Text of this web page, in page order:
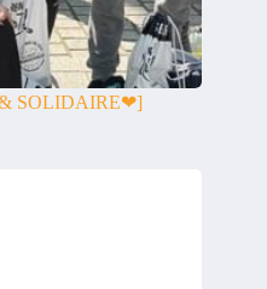
& SOLIDAIRE❤]